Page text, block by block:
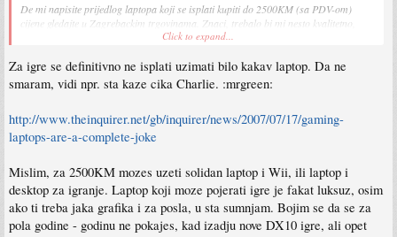
De mi napisite prijedlog laptopa koji se isplati kupiti do 2500KM (sa PDV-om)
cijene gledajte u Zagrebackim trgovinama. Znaci, trebalo bi mi nesto kvalitetno,
dugotrajno, multimedijski, 8600M GT 512MB po mogucnosti, 2GB DDR2 rama
obavezno Intel Core 2 Duo minimum 2GHz. Stvarno sam se bio zagrijao za acer
5920g zbog performansi, ali stvarno mi ne treba laptop koji ima mogucnost da
rikne nakon kratkog roka.
Savrsen koji sam ja nasao je:
ACER Aspire AS5920G-602G25MN - 15.4" WXGA TFT, Intel® Core™ 2 Duo
NVIDIA® GeForce™ 8600M GT, Microsoft® Windows® Vista™ Home Premium
9.759,27 kn = 2440 KM.
Ja pokusavam biti pazljiv oko odabira. I na kraju krajeva napisite vase misljenje da
li je isplatnije uzeti performance desktop za koji cete znati da ce raditi bez problema
Click to expand...
Za igre se definitivno ne isplati uzimati bilo kakav laptop. Da ne
smaram, vidi npr. sta kaze cika Charlie. :mrgreen:
http://www.theinquirer.net/gb/inquirer/news/2007/07/17/gaming-
laptops-are-a-complete-joke
Mislim, za 2500KM mozes uzeti solidan laptop i Wii, ili laptop i
desktop za igranje. Laptop koji moze pojerati igre je fakat luksuz, osim
ako ti treba jaka grafika i za posla, u sta sumnjam. Bojim se da se za
pola godine - godinu ne pokajes, kad izadju nove DX10 igre, ali opet